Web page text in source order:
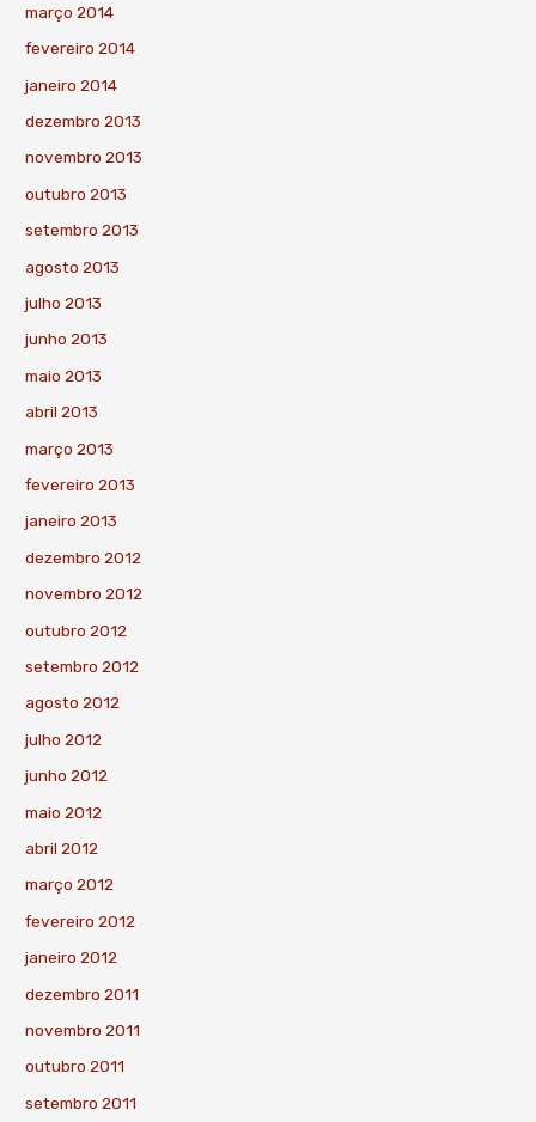
março 2014
fevereiro 2014
janeiro 2014
dezembro 2013
novembro 2013
outubro 2013
setembro 2013
agosto 2013
julho 2013
junho 2013
maio 2013
abril 2013
março 2013
fevereiro 2013
janeiro 2013
dezembro 2012
novembro 2012
outubro 2012
setembro 2012
agosto 2012
julho 2012
junho 2012
maio 2012
abril 2012
março 2012
fevereiro 2012
janeiro 2012
dezembro 2011
novembro 2011
outubro 2011
setembro 2011